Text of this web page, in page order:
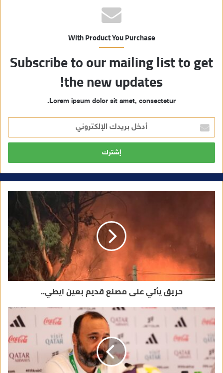
With Product You Purchase
Subscribe to our mailing list to get
the new updates!
Lorem ipsum dolor sit amet, consectetur.
خ
ل
ر
ا
و
حريق يأتي على مصنع قديم بعين ايطي..